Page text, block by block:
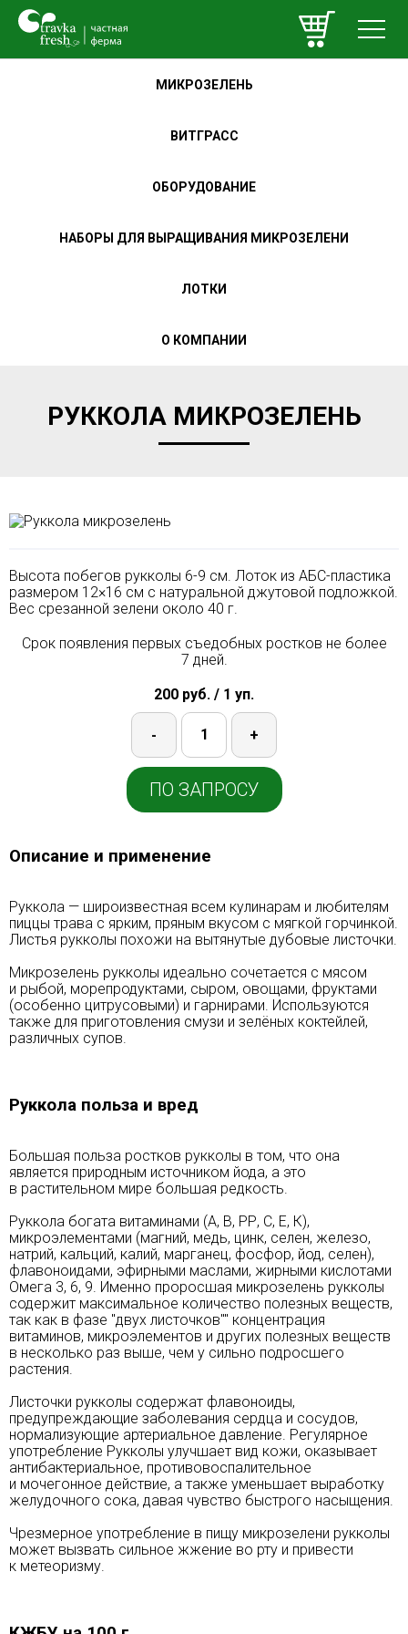
МИКРОЗЕЛЕНЬ
ВИТГРАСС
ОБОРУДОВАНИЕ
НАБОРЫ ДЛЯ ВЫРАЩИВАНИЯ МИКРОЗЕЛЕНИ
ЛОТКИ
О КОМПАНИИ
РУККОЛА МИКРОЗЕЛЕНЬ
Высота побегов рукколы 6-9 см. Лоток из АБС-пластика
размером 12×16 см с натуральной джутовой подложкой.
Вес срезанной зелени около 40 г.
Срок появления первых съедобных ростков не более
7 дней.
200 руб. / 1 уп.
- +
ПО ЗАПРОСУ
Описание и применение
Руккола — широизвестная всем кулинарам и любителям
пиццы трава с ярким, пряным вкусом с мягкой горчинкой.
Листья рукколы похожи на вытянутые дубовые листочки.
Микрозелень рукколы идеально сочетается с мясом
и рыбой, морепродуктами, сыром, овощами, фруктами
(особенно цитрусовыми) и гарнирами. Используются
также для приготовления смузи и зелёных коктейлей,
различных супов.
Руккола польза и вред
Большая польза ростков рукколы в том, что она
является природным источником йода, а это
в растительном мире большая редкость.
Руккола богата витаминами (А, В, РР, С, Е, К),
микроэлементами (магний, медь, цинк, селен, железо,
натрий, кальций, калий, марганец, фосфор, йод, селен),
флавоноидами, эфирными маслами, жирными кислотами
Омега 3, 6, 9. Именно проросшая микрозелень рукколы
содержит максимальное количество полезных веществ,
так как в фазе "двух листочков"" концентрация
витаминов, микроэлементов и других полезных веществ
в несколько раз выше, чем у сильно подросшего
растения.
Листочки рукколы содержат флавоноиды,
предупреждающие заболевания сердца и сосудов,
нормализующие артериальное давление. Регулярное
употребление Рукколы улучшает вид кожи, оказывает
антибактериальное, противовоспалительное
и мочегонное действие, а также уменьшает выработку
желудочного сока, давая чувство быстрого насыщения.
Чрезмерное употребление в пищу микрозелени рукколы
может вызвать сильное жжение во рту и привести
к метеоризму.